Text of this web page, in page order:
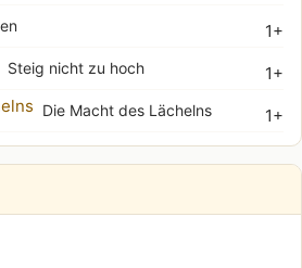
1+
1+
Steig nicht zu hoch
1+
Die Macht des Lächelns